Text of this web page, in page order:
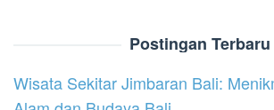
Postingan Terbaru
Wisata Sekitar Jimbaran Bali: